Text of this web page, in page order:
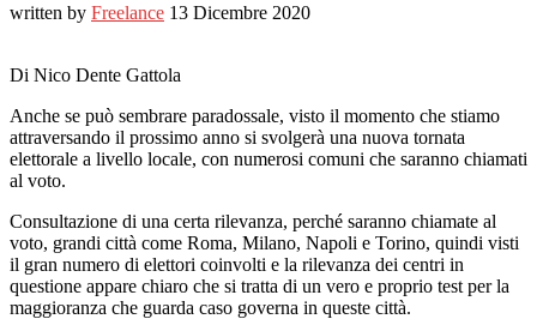
written by Freelance 13 Dicembre 2020
Di Nico Dente Gattola
Anche se può sembrare paradossale, visto il momento che stiamo
attraversando il prossimo anno si svolgerà una nuova tornata
elettorale a livello locale, con numerosi comuni che saranno chiamati
al voto.
Consultazione di una certa rilevanza, perché saranno chiamate al
voto, grandi città come Roma, Milano, Napoli e Torino, quindi visti
il gran numero di elettori coinvolti e la rilevanza dei centri in
questione appare chiaro che si tratta di un vero e proprio test per la
maggioranza che guarda caso governa in queste città.